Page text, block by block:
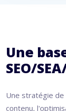
Une
SEO/
Une stratégie de
contenu,